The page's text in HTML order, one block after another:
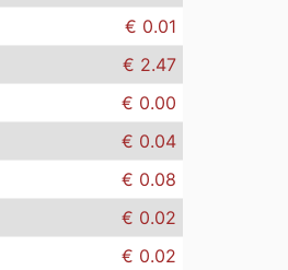
€ 0.01
€ 2.47
€ 0.00
€ 0.04
€ 0.08
€ 0.02
€ 0.02